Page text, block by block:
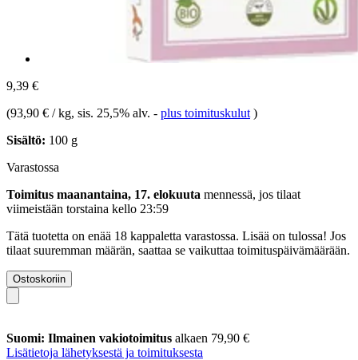
9,39 €
(93,90 € / kg, sis. 25,5% alv. - plus toimituskulut )
Sisältö: 100 g
Varastossa
Toimitus maanantaina, 17. elokuuta mennessä, jos tilaat
viimeistään torstaina kello 23:59
Tätä tuotetta on enää 18 kappaletta varastossa. Lisää on tulossa! Jos
tilaat suuremman määrän, saattaa se vaikuttaa toimituspäivämäärään.
Ostoskoriin
Suomi: Ilmainen vakiotoimitus alkaen 79,90 €
Lisätietoja lähetyksestä ja toimituksesta